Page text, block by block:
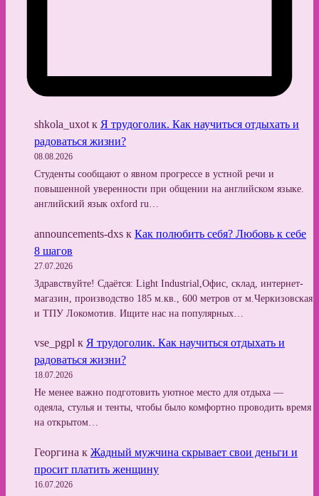
shkola_uxot к Я трудоголик. Как научиться отдыхать и
радоваться жизни?
08.08.2026
Студенты сообщают о явном прогрессе в устной речи и
повышенной уверенности при общении на английском языке.
английский язык oxford ru…
announcements-dxs к Как полюбить себя? Любовь к себе
8 шагов
27.07.2026
Здравствуйте! Сдаётся: Light Industrial,Офис, склад, интернет-
магазин, производство 185 м.кв., 600 метров от м.Черкизовская
и ТПУ Локомотив. Ищите нас на популярных…
vse_pgpl к Я трудоголик. Как научиться отдыхать и
радоваться жизни?
18.07.2026
Не менее важно подготовить уютное место для отдыха —
одеяла, стулья и тенты, чтобы было комфортно проводить время
на открытом…
Георгина к Жадный мужчина скрывает свои деньги и
просит платить женщину
16.07.2026